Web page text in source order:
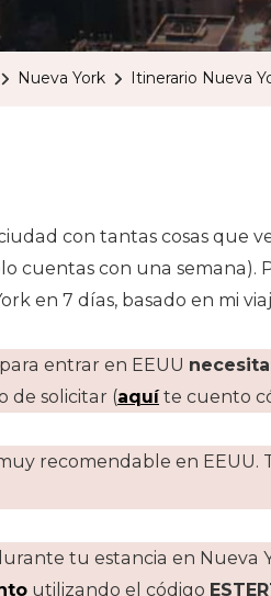
Nueva York Itinerario Nueva
con tantas cosas que
cuentas con una semana).
en 7 días, basado en mi
entrar en EEUU
de solicitar (aquíte cuento
recomendable en
tu estancia en Nueva
utilizando el código